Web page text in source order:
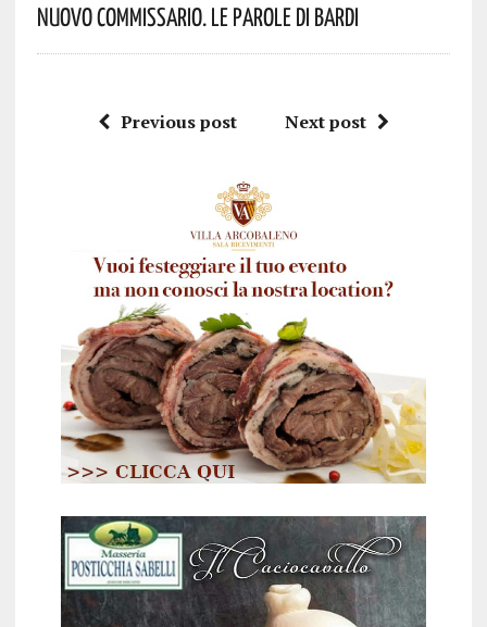
Nuovo Commissario. Le Parole Di Bardi
Previous post Next post